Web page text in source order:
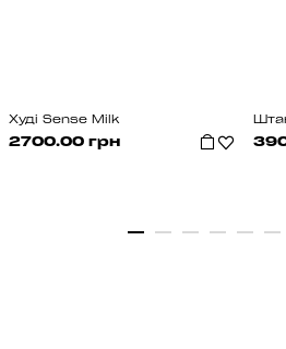
Худі Sense Milk
2700.00 грн